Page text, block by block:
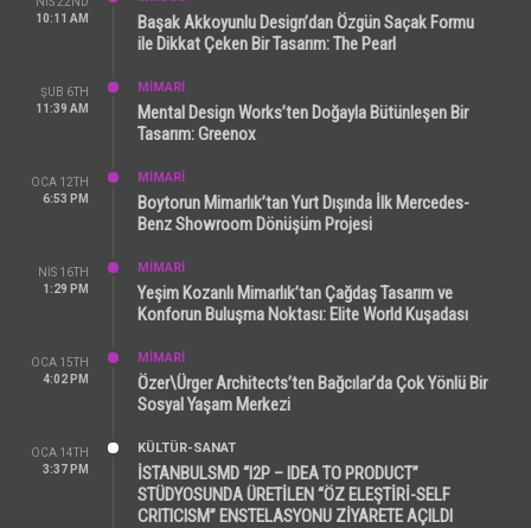
10:11 AM
Başak Akkoyunlu Design’dan Özgün Saçak Formu
ile Dikkat Çeken Bir Tasarım: The Pearl
ŞUB 6TH
11:39 AM
MİMARİ
Mental Design Works’ten Doğayla Bütünleşen Bir
Tasarım: Greenox
OCA 12TH
6:53 PM
MİMARİ
Boytorun Mimarlık’tan Yurt Dışında İlk Mercedes-
Benz Showroom Dönüşüm Projesi
NIS 16TH
1:29 PM
MİMARİ
Yeşim Kozanlı Mimarlık’tan Çağdaş Tasarım ve
Konforun Buluşma Noktası: Elite World Kuşadası
OCA 15TH
4:02 PM
MİMARİ
Özer\Ürger Architects’ten Bağcılar’da Çok Yönlü Bir
Sosyal Yaşam Merkezi
OCA 14TH
3:37 PM
KÜLTÜR-SANAT
İSTANBULSMD “I2P – IDEA TO PRODUCT”
STÜDYOSUNDA ÜRETİLEN “ÖZ ELEŞTİRİ-SELF
CRITICISM” ENSTELASYONU ZİYARETE AÇILDI